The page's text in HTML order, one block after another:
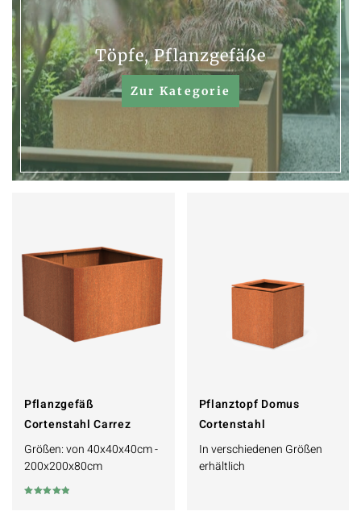
Töpfe, Pflanzgefäße
Zur Kategorie
Pflanzgefäß
Cortenstahl Carrez
Größen: von 40x40x40cm -
200x200x80cm
Pflanztopf Domus
Cortenstahl
In verschiedenen Größen
erhältlich